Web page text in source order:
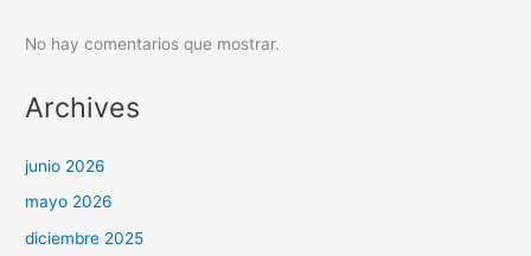
No hay comentarios que mostrar.
Archives
junio 2026
mayo 2026
diciembre 2025